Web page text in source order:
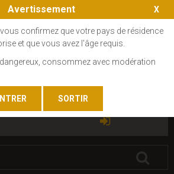
Avertissement
confirmez que votre pays de résidence
et que vous avez l'âge requis.
consommez avec modération